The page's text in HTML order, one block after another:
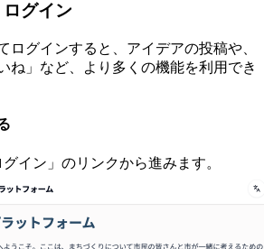
グイン
ログインすると、アイデアの投稿や、
ね」など、より多くの機能を利用でき
イン」のリンクから進みます。